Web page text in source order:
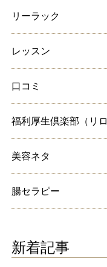
リーラック
レッスン
口コミ
福利厚生倶楽部（リ
美容ネタ
腸セラピー
新着記事